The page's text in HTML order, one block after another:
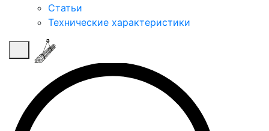
Статьи
Технические характеристики